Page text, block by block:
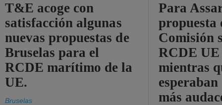
T&E acoge con
satisfacción algunas
nuevas propuestas de
Bruselas para el
RCDE marítimo de la
UE.
Bruselas
Para
propuesta
Comisión
RCDE
mientras
más